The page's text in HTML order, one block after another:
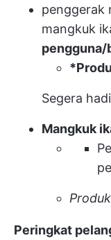
penggerak
mangkuk
pengguna/
Segera
Mangkuk
Peringkat